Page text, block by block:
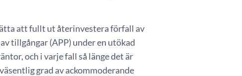
att fullt ut återinvestera förfall av
tillgångar (APP) under en utökad
och i varje fall så länge det är
grad av ackommoderande